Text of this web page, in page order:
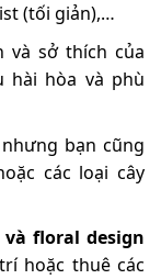
(tối giản),…
và sở thích của
hài hòa và phù
bạn cũng
các loại cây
floral design
hoặc thuê các